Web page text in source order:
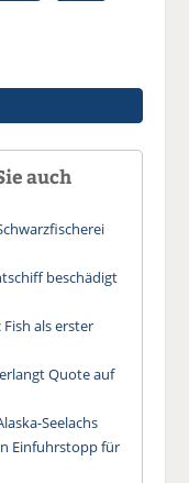
auch
beschädigt
als erster
Quote auf
Seelachs
Einfuhrstopp für